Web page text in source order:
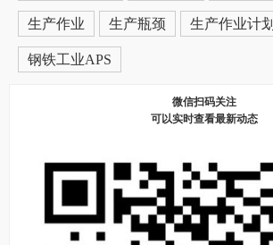
生产作业 生产瓶颈 生产作业计划
钢铁工业APS
微信扫码关注
可以实时查看最新动态